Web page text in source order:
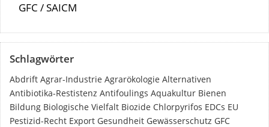
GFC / SAICM
Schlagwörter
Abdrift Agrar-Industrie Agrarökologie Alternativen
Antibiotika-Restistenz Antifoulings Aquakultur Bienen
Bildung Biologische Vielfalt Biozide Chlorpyrifos EDCs EU
Pestizid-Recht Export Gesundheit Gewässerschutz GFC